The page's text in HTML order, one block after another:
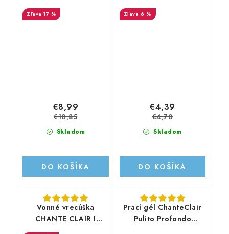
17 %
Skladom
€8,99
€10,85
DO KOŠÍKA
MUSCHIO BIANCO 3KS
6 %
Skladom
€4,39
€4,70
DO KOŠÍKA
Vonné vrecúška
CHANTE CLAIR I
CONCENTRATI SALI
Prací gél ChanteClair
Pulito Profondo